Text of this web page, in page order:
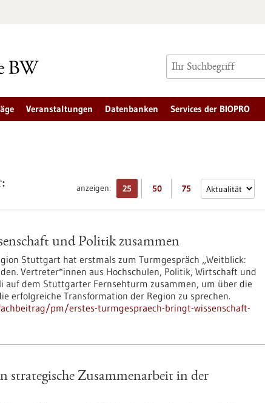
Veranstaltungen Datenbanken Services der BIOPRO
anzeigen: 25 50 75
und Politik zusammen
Stuttgart hat erstmals zum Turmgespräch „Weitblick:
Vertreter*innen aus Hochschulen, Politik, Wirtschaft und
auf dem Stuttgarter Fernsehturm zusammen, um über die
erfolgreiche Transformation der Region zu sprechen.
pm/erstes-turmgespraech-bringt-wissenschaft-
Zusammenarbeit in der